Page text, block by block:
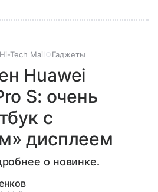
Hi-Tech Mail Гаджеты
Huawei
S: очень
с
дисплеем
о новинке.